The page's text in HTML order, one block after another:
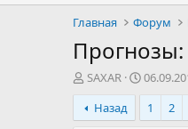
Главная
Форум
Прогнозы:
А
в
т
о
SAXAR
Д
а
а
Назад
1 2